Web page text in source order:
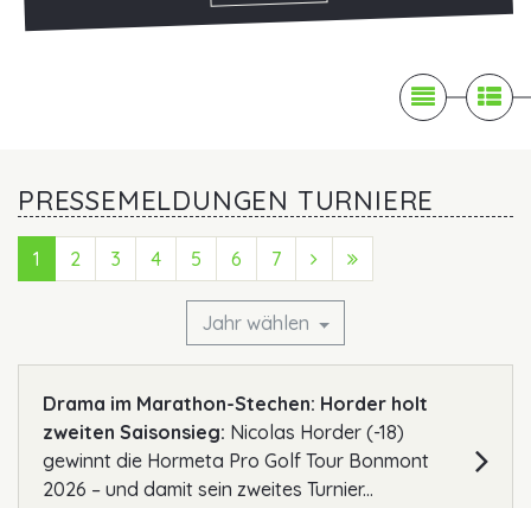
 News
PRESSEMELDUNGEN TURNIERE
1 2 3 4 5 6 7 Next (Vorwärts)
Jahr wählen
Drama im Marathon-Stechen: Horder holt
zweiten Saisonsieg: Nicolas Horder (-18)
gewinnt die Hormeta Pro Golf Tour Bonmont
2026 – und damit sein zweites Turnier...